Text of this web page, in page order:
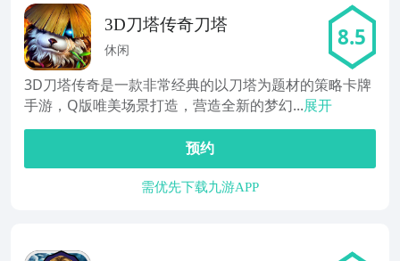
3D刀塔传奇刀塔
休闲 8.5
3D刀塔传奇是一款非常经典的以刀塔为题材的策略卡牌
手游，Q版唯美场景打造，营造全新的梦幻...展开
预约
需优先下载九游APP